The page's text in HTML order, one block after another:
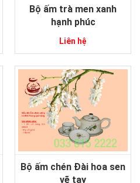
Bộ ấm trà men xanh
hạnh phúc
Liên hệ
Bộ ấm chén Đài hoa sen
vẽ tay